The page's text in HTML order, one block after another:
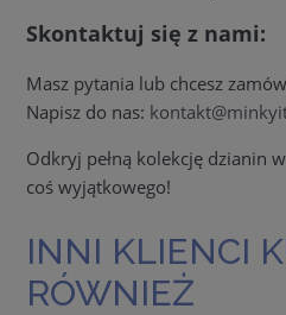
Skontaktuj się z nami:
Masz pytania lub chcesz
Napisz do nas:
Odkryj pełną kolekcję dzianin
coś wyjątkowego!
INNI KLIENCI
RÓWNIEŻ